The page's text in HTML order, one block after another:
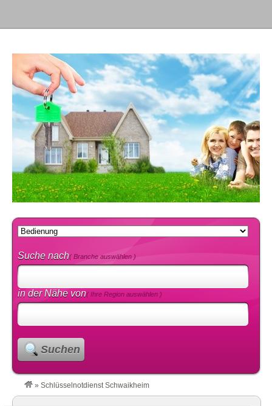
Suche nach( Branche auswählen )
in der Nähe von( Ihre Region auswählen )
Suchen
» Schlüsselnotdienst Schwaikheim